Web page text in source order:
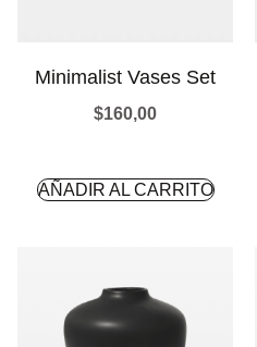
Minimalist Vases Set
$160,00
AÑADIR AL CARRITO